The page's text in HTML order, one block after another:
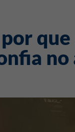
que
no